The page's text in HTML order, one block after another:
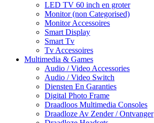
LED TV 60 inch en groter
Monitor (non Categorised)
Monitor Accessoires
Smart Display
Smart Tv
Tv Accessoires
Multimedia & Games
Audio / Video Accessories
Audio / Video Switch
Diensten En Garanties
Digital Photo Frame
Draadloos Multimedia Consoles
Draadloze Av Zender / Ontvanger